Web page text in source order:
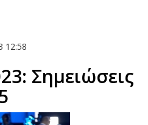
12:58
Σημειώσεις